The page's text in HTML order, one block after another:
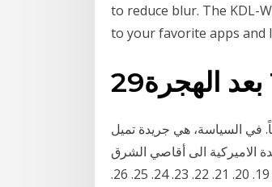
to reduce blur. The KDL-
to your favorite apps and
في السياسة، هي جريدة تميل
الاميركية الى أقاصي الشرق
وأفريقيا وأميركا 1. 2. 3. 4. 5. 6. 7. 8. 9. 10. 11. 12. 13. 14. 15. 16. 17. 18. 19. 20. 21. 22. 23. 24. 25. 26.